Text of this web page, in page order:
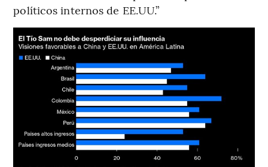
políticos internos de EE.UU.”